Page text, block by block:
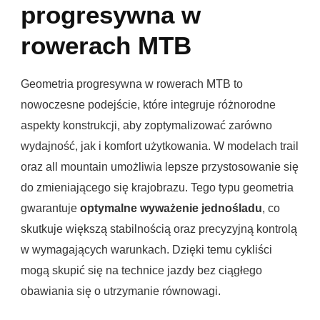
progresywna w
rowerach MTB
Geometria progresywna w rowerach MTB to
nowoczesne podejście, które integruje różnorodne
aspekty konstrukcji, aby zoptymalizować zarówno
wydajność, jak i komfort użytkowania. W modelach trail
oraz all mountain umożliwia lepsze przystosowanie się
do zmieniającego się krajobrazu. Tego typu geometria
gwarantuje optymalne wyważenie jednośladu, co
skutkuje większą stabilnością oraz precyzyjną kontrolą
w wymagających warunkach. Dzięki temu cykliści
mogą skupić się na technice jazdy bez ciągłego
obawiania się o utrzymanie równowagi.